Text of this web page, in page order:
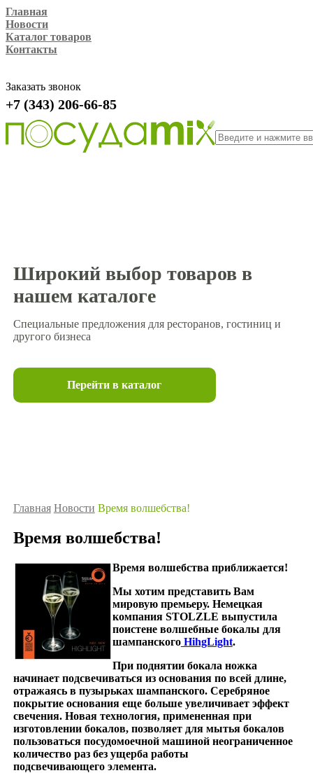
Главная
Новости
Каталог товаров
Контакты
Заказать звонок
+7 (343) 206-66-85
Широкий выбор товаров в
нашем каталоге
Специальные предложения для ресторанов, гостиниц и
другого бизнеса
Перейти в каталог
Главная Новости Время волшебства!
Время волшебства!
Время волшебства приближается!
Мы хотим представить Вам
мировую премьеру. Немецкая
компания STOLZLE выпустила
поистене волшебные бокалы для
шампанскогоHihgLight.
При поднятии бокала ножка
начинает подсвечиваться из основания по всей длине,
отражаясь в пузырьках шампанского. Серебряное
покрытие основания еще больше увеличивает эффект
свечения. Новая технология, примененная при
изготовлении бокалов, позволяет для мытья бокалов
пользоваться посудомоечной машиной неограниченное
количество раз без ущерба работы
подсвечивающего элемента.